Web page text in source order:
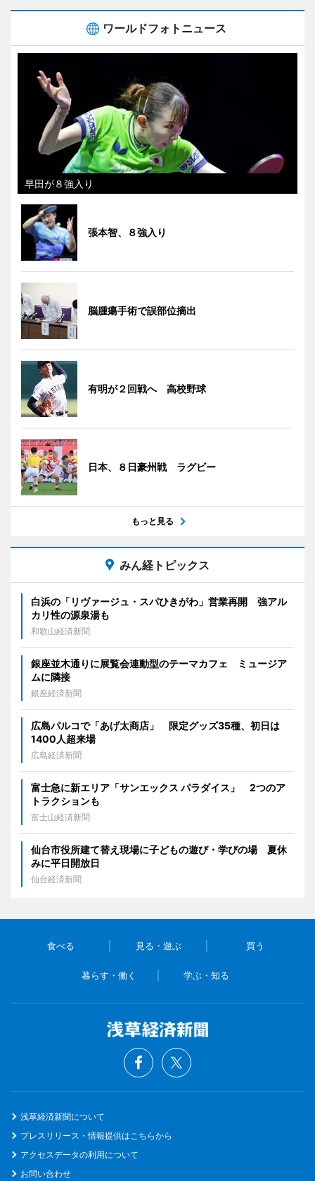
ワールドフォトニュース
早田が８強入り
張本智、８強入り
脳腫瘍手術で誤部位摘出
有明が２回戦へ 高校野球
日本、８日豪州戦 ラグビー
もっと見る
みん経トピックス
白浜の「リヴァージュ・スパひきがわ」営業再開 強アル
カリ性の源泉湯も
和歌山経済新聞
銀座並木通りに展覧会連動型のテーマカフェ ミュージア
ムに隣接
銀座経済新聞
広島パルコで「あげ太商店」 限定グッズ35種、初日は
1400人超来場
広島経済新聞
富士急に新エリア「サンエックス パラダイス」 2つのア
トラクションも
富士山経済新聞
仙台市役所建て替え現場に子どもの遊び・学びの場 夏休
みに平日開放日
仙台経済新聞
食べる 見る・遊ぶ 買う
暮らす・働く 学ぶ・知る
浅草経済新聞について
プレスリリース・情報提供はこちらから
アクセスデータの利用について
お問い合わせ